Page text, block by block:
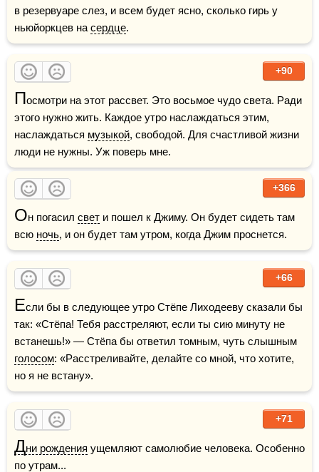
в резервуаре слез, и всем будет ясно, сколько гирь у
ньюйоркцев на сердце.
+90
Посмотри на этот рассвет. Это восьмое чудо света. Ради
этого нужно жить. Каждое утро наслаждаться этим,
наслаждаться музыкой, свободой. Для счастливой жизни
люди не нужны. Уж поверь мне.
+366
Он погасил свет и пошел к Джиму. Он будет сидеть там
всю ночь, и он будет там утром, когда Джим проснется.
+66
Если бы в следующее утро Стёпе Лиходееву сказали бы
так: «Стёпа! Тебя расстреляют, если ты сию минуту не
голосом: «Расстреливайте, делайте со мной, что хотите,
но я не встану».
+71
Дни рождения ущемляют самолюбие человека. Особенно
по утрам...